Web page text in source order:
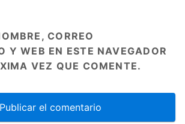
CORREO
Y WEB EN ESTE NAVEGADOR
VEZ QUE COMENTE.